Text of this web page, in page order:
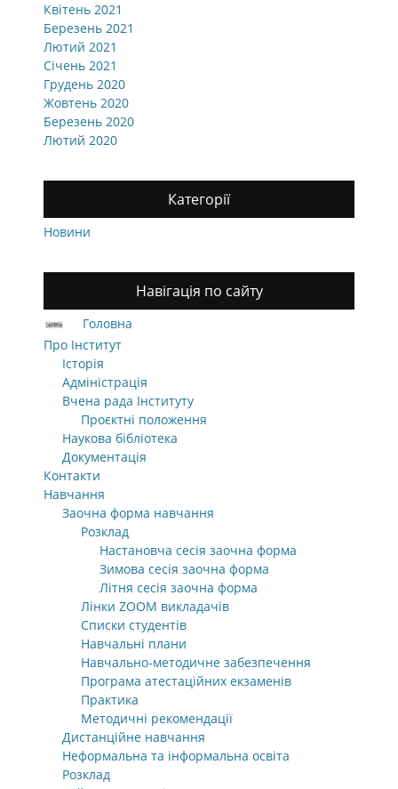
Квітень 2021
Березень 2021
Лютий 2021
Січень 2021
Грудень 2020
Жовтень 2020
Березень 2020
Лютий 2020
Категорії
Новини
Навігація по сайту
Головна
Про Інститут
Історія
Адміністрація
Вчена рада Інституту
Проєктні положення
Наукова бібліотека
Документація
Контакти
Навчання
Заочна форма навчання
Розклад
Настановча сесія заочна форма
Зимова сесія заочна форма
Літня сесія заочна форма
Лінки ZOOM викладачів
Списки студентів
Навчальні плани
Навчально-методичне забезпечення
Програма атестаційних екзаменів
Практика
Методичні рекомендації
Дистанційне навчання
Неформальна та інформальна освіта
Розклад